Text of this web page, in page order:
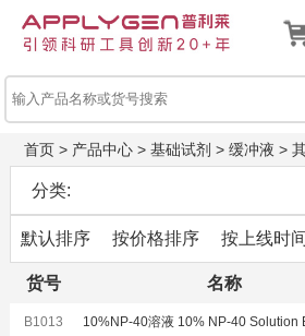
首页> 产品中心> 基础试剂 > 缓冲液 >
分类:
默认排序 按价格排序 按上线时
货号 名称
B1013 10%NP-40溶液 10% NP-40 Solution